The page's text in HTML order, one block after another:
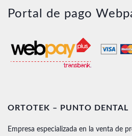
Portal de pago
ORTOTEK – PUNTO DENTAL
Empresa especializada en la venta de